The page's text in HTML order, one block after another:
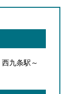
九条駅～